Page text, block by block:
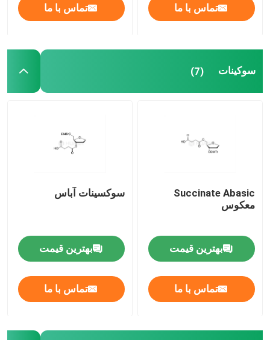
موارد
مواد اولیه mRNA
نوکلئوزیدها
تشخیص مولکولی
رنگ های فلورسنت
تماس با ما تماس با ما
سوکینات (7)
Succinate Abasic
معکوس
بهترین قیمت
تماس با ما
سوکسینات آباس
بهترین قیمت
تماس با ما